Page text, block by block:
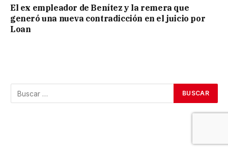
El ex empleador de Benítez y la remera que
generó una nueva contradicción en el juicio por
Loan